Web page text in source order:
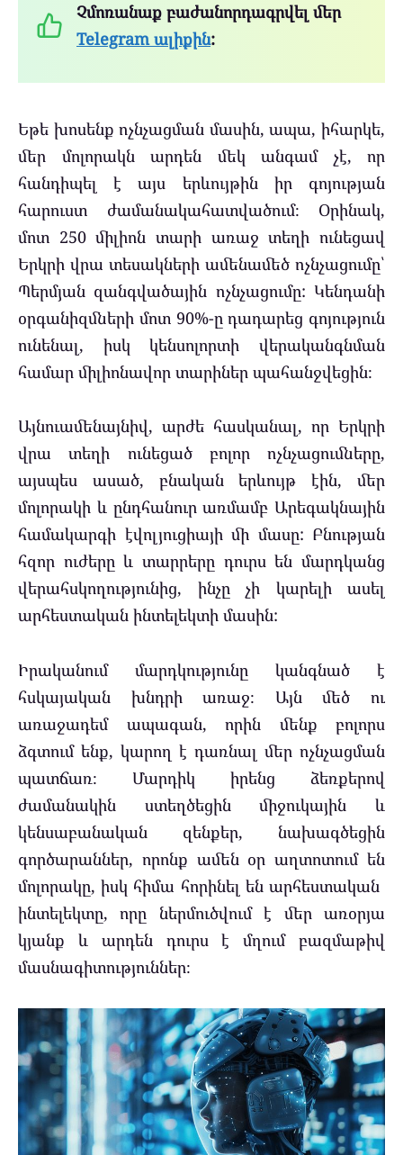
Չմոռանաք բաժանորդագրվել մեր
Telegram ալիքին:
Եթե ​​խոսենք ոչնչացման մասին, ապա, իհարկե,
մեր մոլորակն արդեն մեկ անգամ չէ, որ
հանդիպել է այս երևույթին իր գոյության
հարուստ ժամանակահատվածում։ Օրինակ,
մոտ 250 միլիոն տարի առաջ տեղի ունեցավ
Երկրի վրա տեսակների ամենամեծ ոչնչացումը՝
Պերմյան զանգվածային ոչնչացումը: Կենդանի
օրգանիզմների մոտ 90%-ը դադարեց գոյություն
ունենալ, իսկ կենսոլորտի վերականգնման
համար միլիոնավոր տարիներ պահանջվեցին։
Այնուամենայնիվ, արժե հասկանալ, որ Երկրի
վրա տեղի ունեցած բոլոր ոչնչացումները,
այսպես ասած, բնական երևույթ էին, մեր
մոլորակի և ընդհանուր առմամբ Արեգակնային
համակարգի էվոլյուցիայի մի մասը: Բնության
հզոր ուժերը և տարրերը դուրս են մարդկանց
վերահսկողությունից, ինչը չի կարելի ասել
արհեստական ​​ինտելեկտի մասին:
Իրականում մարդկությունը կանգնած է
հսկայական խնդրի առաջ։ Այն մեծ ու
առաջադեմ ապագան, որին մենք բոլորս
ձգտում ենք, կարող է դառնալ մեր ոչնչացման
պատճառ։ Մարդիկ իրենց ձեռքերով
ժամանակին ստեղծեցին միջուկային և
կենսաբանական զենքեր, նախագծեցին
գործարաններ, որոնք ամեն օր աղտոտում են
մոլորակը, իսկ հիմա հորինել են արհեստական ​​
ինտելեկտը, որը ներմուծվում է մեր առօրյա
կյանք և արդեն դուրս է մղում բազմաթիվ
մասնագիտություններ։